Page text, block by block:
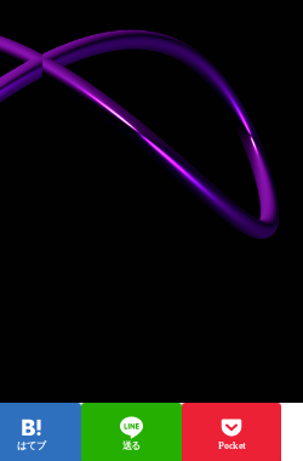
はてブ 送る Pocket